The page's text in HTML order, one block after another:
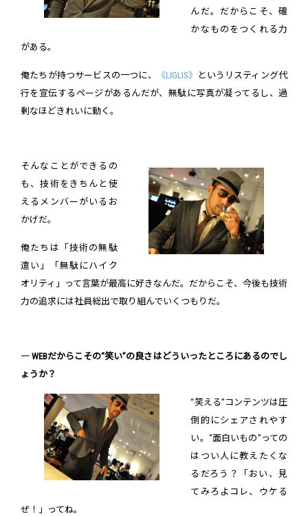
んだ。だからこそ、確
かなものをつくれる力
がある。
俺たちが持つサービスの一つに、 《LIGLIS》
というリスティング代
行を宣伝するページがあるんだが、無駄に写真が凝ってるし、過
剰なほどきれいに動く。
そんなことができるの
も、技術をきちんと使
えるメンバーがいるお
かげだ。
俺たちは「技術の無駄
遣い」「無駄にハイク
オリティ」って言葉が最高に好きなんだ。だからこそ、今後も技術
力の追求には社員総出で取り組んでいくつもりだ。
― WEBだからこその“笑い”の良さはどういったところにあるのでし
ょうか？
“笑える”コンテンツは圧
倒的にシェアされやす
い。“面白いもの”っての
はつい人に教えたくな
るだろう？「おい、見
てみろよコレ、ウケる
ぜ！」ってね。